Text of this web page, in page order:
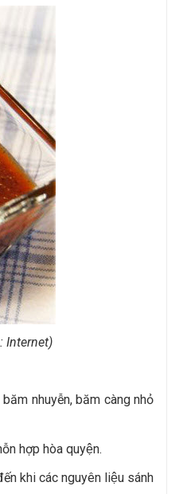
Internet)
nhuyễn, băm càng nhỏ
hợp hòa quyện.
khi các nguyên liệu sánh